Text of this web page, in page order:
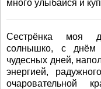
много улыбайся и
Сестрёнка моя
солнышко, с днём
чудесных дней,
энергией,
очаровательной